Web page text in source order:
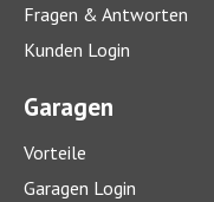
Fragen & Antworten
Kunden Login
Garagen
Vorteile
Garagen Login